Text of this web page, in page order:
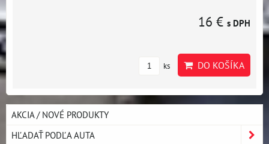
16 € s DPH
ks DO KOŠÍKA
AKCIA / NOVÉ PRODUKTY
HĽADAŤ PODĽA AUTA